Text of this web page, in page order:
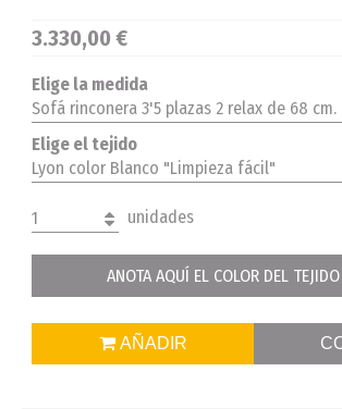
3.330,00 €
Elige la medida
Elige el tejido
Lyon color Blanco "Limpieza fácil"
1 unidades
ANOTA AQUÍ EL COLOR DEL
AÑADIR